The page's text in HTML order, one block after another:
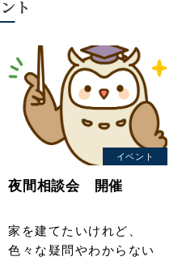
ト
イベント
夜間相談会 開催
家を建てたいけれど、
色々な疑問やわからない